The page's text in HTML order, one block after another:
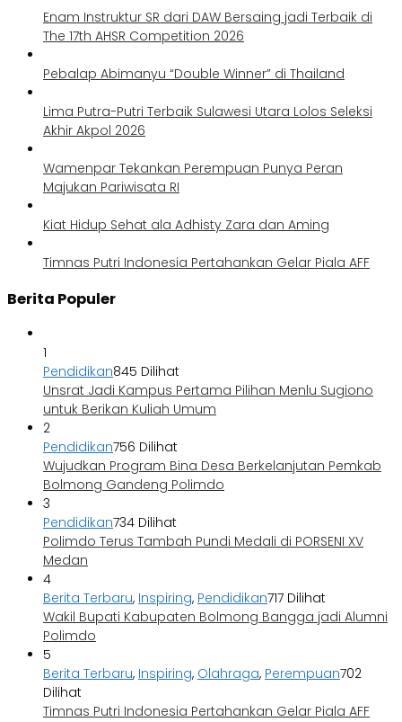
Enam Instruktur SR dari DAW Bersaing jadi Terbaik di
The 17th AHSR Competition 2026
Pebalap Abimanyu “Double Winner” di Thailand
Lima Putra-Putri Terbaik Sulawesi Utara Lolos Seleksi
Akhir Akpol 2026
Wamenpar Tekankan Perempuan Punya Peran
Majukan Pariwisata RI
Kiat Hidup Sehat ala Adhisty Zara dan Aming
Timnas Putri Indonesia Pertahankan Gelar Piala AFF
Berita Populer
1
Pendidikan845 Dilihat
Unsrat Jadi Kampus Pertama Pilihan Menlu Sugiono
untuk Berikan Kuliah Umum
2
Pendidikan756 Dilihat
Wujudkan Program Bina Desa Berkelanjutan Pemkab
Bolmong Gandeng Polimdo
3
Pendidikan734 Dilihat
Polimdo Terus Tambah Pundi Medali di PORSENI XV
Medan
4
Berita Terbaru, Inspiring, Pendidikan717 Dilihat
Wakil Bupati Kabupaten Bolmong Bangga jadi Alumni
Polimdo
5
Berita Terbaru, Inspiring, Olahraga, Perempuan702
Dilihat
Timnas Putri Indonesia Pertahankan Gelar Piala AFF